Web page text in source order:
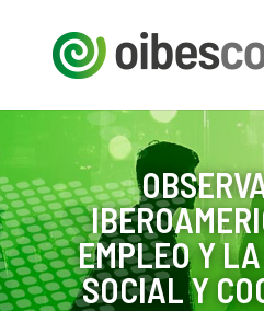
EMPLEO Y
SOCIAL Y